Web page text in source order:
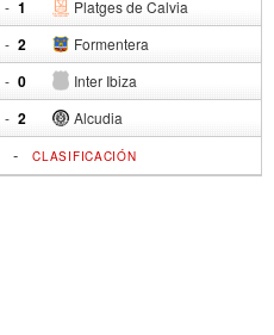
- Platges de Calvia
1
- Formentera
2
- Inter Ibiza
0
- Alcudia
2
-CLASIFICACIÓN